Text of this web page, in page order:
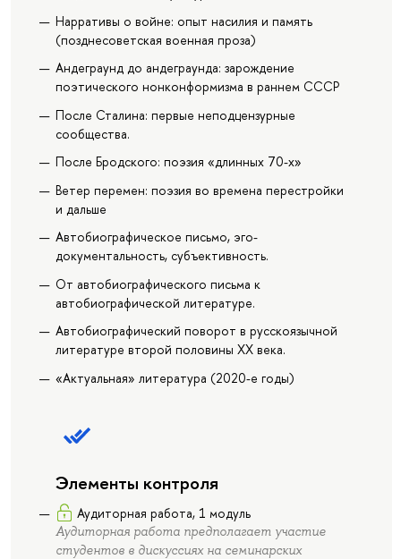
Нарративы о войне: опыт насилия и память
(позднесоветская военная проза)
Андеграунд до андеграунда: зарождение
поэтического нонконформизма в раннем СССР
После Сталина: первые неподцензурные
сообщества.
После Бродского: поэзия «длинных 70-х»
Ветер перемен: поэзия во времена перестройки
и дальше
Автобиографическое письмо, эго-
документальность, субъективность.
От автобиографического письма к
автобиографической литературе.
Автобиографический поворот в русскоязычной
литературе второй половины ХХ века.
«Актуальная» литература (2020-е годы)
Элементы контроля
Аудиторная работа, 1 модуль
Аудиторная работа предполагает участие
студентов в дискуссиях на семинарских